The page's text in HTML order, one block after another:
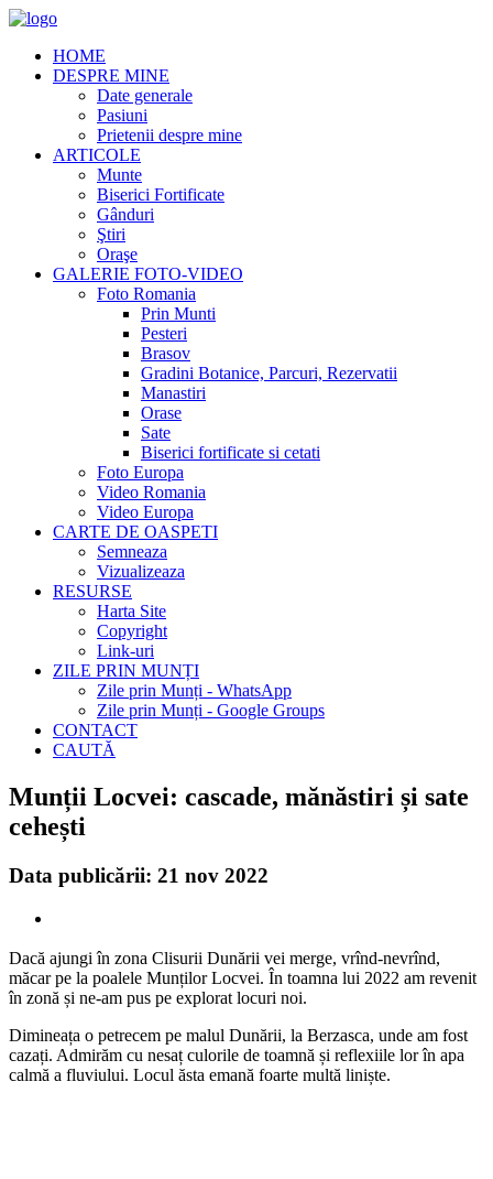
HOME
DESPRE MINE
Date generale
Pasiuni
Prietenii despre mine
ARTICOLE
Munte
Biserici Fortificate
Gânduri
Ştiri
Oraşe
GALERIE FOTO-VIDEO
Foto Romania
Prin Munti
Pesteri
Brasov
Gradini Botanice, Parcuri, Rezervatii
Manastiri
Orase
Sate
Biserici fortificate si cetati
Foto Europa
Video Romania
Video Europa
CARTE DE OASPETI
Semneaza
Vizualizeaza
RESURSE
Harta Site
Copyright
Link-uri
ZILE PRIN MUNȚI
Zile prin Munți - WhatsApp
Zile prin Munți - Google Groups
CONTACT
CAUTĂ
Munții Locvei: cascade, mănăstiri și sate
cehești
Data publicării: 21 nov 2022
Dacă ajungi în zona Clisurii Dunării vei merge, vrînd-nevrînd,
măcar pe la poalele Munților Locvei. În toamna lui 2022 am revenit
în zonă și ne-am pus pe explorat locuri noi.
Dimineața o petrecem pe malul Dunării, la Berzasca, unde am fost
cazați. Admirăm cu nesaț culorile de toamnă și reflexiile lor în apa
calmă a fluviului. Locul ăsta emană foarte multă liniște.